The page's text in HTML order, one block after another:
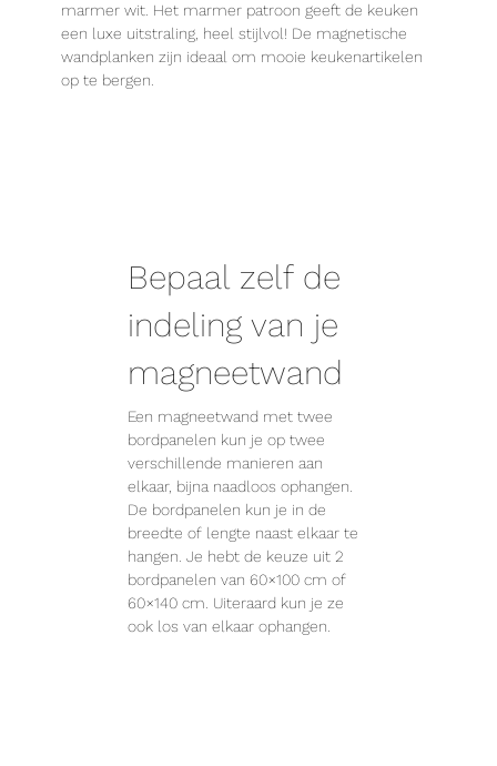
marmer wit. Het marmer patroon geeft de keuken
een luxe uitstraling, heel stijlvol! De magnetische
wandplanken zijn ideaal om mooie keukenartikelen
op te bergen.
Bepaal zelf de
indeling van je
magneetwand
Een magneetwand met twee
bordpanelen kun je op twee
verschillende manieren aan
elkaar, bijna naadloos ophangen.
De bordpanelen kun je in de
breedte of lengte naast elkaar te
hangen. Je hebt de keuze uit 2
bordpanelen van 60×100 cm of
60×140 cm. Uiteraard kun je ze
ook los van elkaar ophangen.